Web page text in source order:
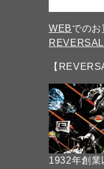
WEBでのお
【
1932年創業